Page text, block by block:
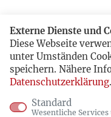
Externe Dienste und
Diese Webseite
unter Umständen
speichern. Nähere
Datenschutzerklärung.
Standard
Wesentliche